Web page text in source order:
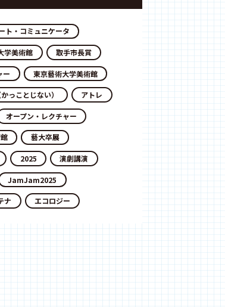
ト・コミュニケータ
学美術館 取手市長賞
ー 東京藝術大学美術館
っことじない） アトレ
オープン・レクチャー
藝大卒展
2025 演劇講演
JamJam2025
ナ エコロジー